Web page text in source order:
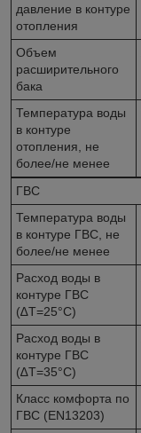
давление в контуре
отопления
Объем
расширительного
бака
Температура воды
в контуре
отопления, не
более/не менее
ГВС
Температура воды
в контуре ГВС, не
более/не менее
Расход воды в
контуре ГВС
(∆Т=25°С)
Расход воды в
контуре ГВС
(∆Т=35°С)
Класс комфорта по
ГВС (EN13203)